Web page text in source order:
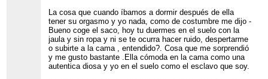
La cosa que cuando íbamos a dormir después de ella
tener su orgasmo y yo nada, como de costumbre me dijo -
Bueno coge el saco, hoy tu duermes en el suelo con la
jaula y sin ropa y ni se te ocurra hacer ruido, despertarme
o subirte a la cama , entendido?. Cosa que me sorprendió
y me gusto bastante .Ella cómoda en la cama como una
autentica diosa y yo en el suelo como el esclavo que soy.